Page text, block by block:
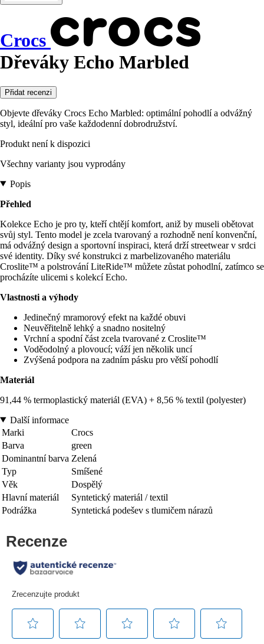
Crocs
Dřeváky Echo Marbled
Přidat recenzi
Objevte dřeváky Crocs Echo Marbled: optimální pohodlí a odvážný
styl, ideální pro vaše každodenní dobrodružství.
Produkt není k dispozici
Všechny varianty jsou vyprodány
Popis
Přehled
Kolekce Echo je pro ty, kteří chtějí komfort, aniž by museli obětovat
svůj styl. Tento model je zcela tvarovaný a rozhodně není konvenční,
má odvážný design a sportovní inspiraci, která drží streetwear v srdci
své identity. Díky své konstrukci z marbelizovaného materiálu
Croslite™ a polstrování LiteRide™ můžete zůstat pohodlní, zatímco se
procházíte ulicemi s kolekcí Echo.
Vlastnosti a výhody
Jedinečný mramorový efekt na každé obuvi
Neuvěřitelně lehký a snadno nositelný
Vrchní a spodní část zcela tvarované z Croslite™
Voděodolný a plovoucí; váží jen několik uncí
Zvýšená podpora na zadním pásku pro větší pohodlí
Materiál
91,44 % termoplastický materiál (EVA) + 8,56 % textil (polyester)
Další informace
Marki
Crocs
Barva
green
Dominantní barva Zelená
Typ
Smíšené
Věk
Dospělý
Hlavní materiál
Syntetický materiál / textil
Podrážka
Syntetická podešev s tlumičem nárazů